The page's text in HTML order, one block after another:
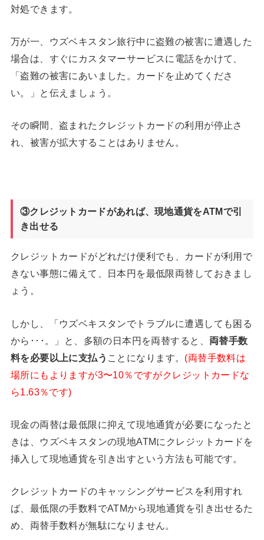
対処できます。
万が一、ウズベキスタン旅行中に盗難の被害に遭遇した
場合は、すぐにカスタマーサービスに電話をかけて、
「盗難の被害にあいました。カードを止めてくださ
い。」と伝えましょう。
その瞬間、盗まれたクレジットカードの利用が停止さ
れ、被害が拡大することはありません。
③クレジットカードがあれば、現地通貨をATMで引
き出せる
クレジットカードがどれだけ便利でも、カードが利用で
きない事態に備えて、日本円を最低限両替しておきまし
ょう。
しかし、「ウズベキスタンでトラブルに遭遇しても困る
から･･･。」と、多額の日本円を両替すると、 両替手数
料を必要以上に支払う ことになります。 (両替手数料は
場所にもよりますが3〜10％ですがクレジットカードな
ら1.63％です)
現金の両替は最低限に抑えて現地通貨が必要になったと
きは、ウズベキスタンの現地ATMにクレジットカードを
挿入して現地通貨を引き出すという方法も可能です。
クレジットカードのキャッシングサービスを利用すれ
ば、最低限の手数料でATMから現地通貨を引き出せるた
め、両替手数料が無駄になりません。